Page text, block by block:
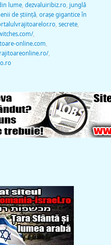
lume, dezvaluiribiz.ro, junglă
de ştiinţă, oraşe gigantice în
, secrete,
,
online.com
,